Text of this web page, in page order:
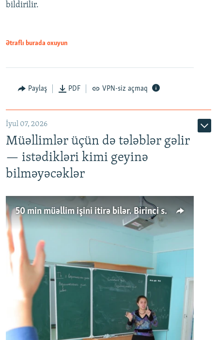
bildirilir.
Ətraflı burada oxuyun
Paylaş PDF VPN-siz açmaq
İyul 07, 2026
Müəllimlər üçün də tələblər gəlir
— istədikləri kimi geyinə
bilməyəcəklər
50 min müəllim işini itirə bilər. Birinci sinfə gedənlər azalır